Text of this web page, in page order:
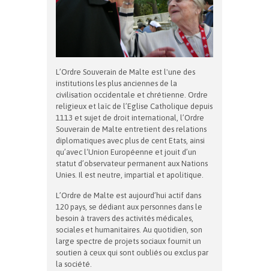
L’Ordre Souverain de Malte est l'une des
institutions les plus anciennes de la
civilisation occidentale et chrétienne. Ordre
religieux et laïc de l’Eglise Catholique depuis
1113 et sujet de droit international, l’Ordre
Souverain de Malte entretient des relations
diplomatiques avec plus de cent Etats, ainsi
qu’avec l‘Union Européenne et jouit d’un
statut d’observateur permanent aux Nations
Unies. Il est neutre, impartial et apolitique.
L’Ordre de Malte est aujourd’hui actif dans
120 pays, se dédiant aux personnes dans le
besoin à travers des activités médicales,
sociales et humanitaires. Au quotidien, son
large spectre de projets sociaux fournit un
soutien à ceux qui sont oubliés ou exclus par
la société.